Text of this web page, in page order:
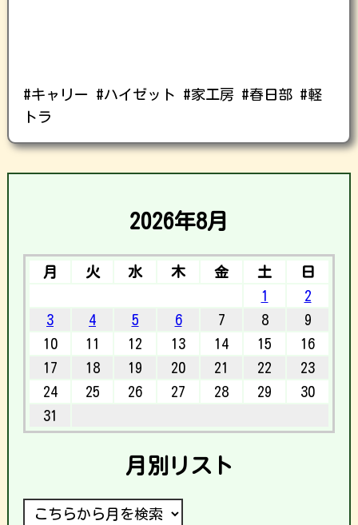
#キャリー #ハイゼット #家工房 #春日部 #軽
トラ
2026年8月
月 火 水 木 金 土
日
1
2
3
4 5 6 7 8
9
10
11 12 13 14 15
16
17
18 19 20 21 22
23
24
25 26 27 28 29
30
31
月別リスト